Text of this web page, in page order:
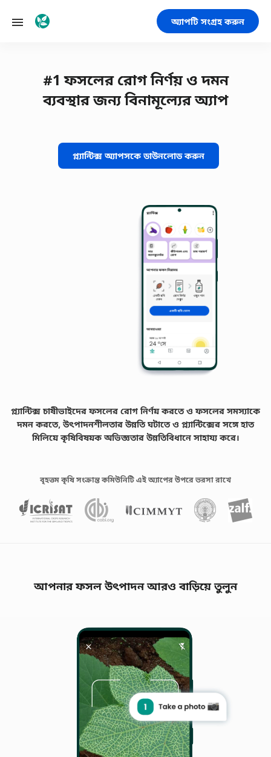
অ্যাপটি সংগ্রহ করুন
#1 ফসলের রোগ নির্ণয় ও দমন
ব্যবস্থার জন্য বিনামূল্যের অ্যাপ
প্ল্যান্টিক্স অ্যাপসকে ডাউনলোড করুন
প্ল্যান্টিক্স চাষীভাইদের ফসলের রোগ নির্ণয় করতে ও ফসলের সমস্যাকে
দমন করতে, উৎপাদনশীলতার উন্নতি ঘটাতে ও প্ল্যান্টিক্সের সঙ্গে হাত
মিলিয়ে কৃষিবিষয়ক অভিজ্ঞতার উন্নতিবিধানে সাহায্য করে।
বৃহত্তম কৃষি সংক্রান্ত কমিউনিটি এই অ্যাপের উপরে ভরসা রাখে
আপনার ফসল উৎপাদন আরও বাড়িয়ে তুলুন